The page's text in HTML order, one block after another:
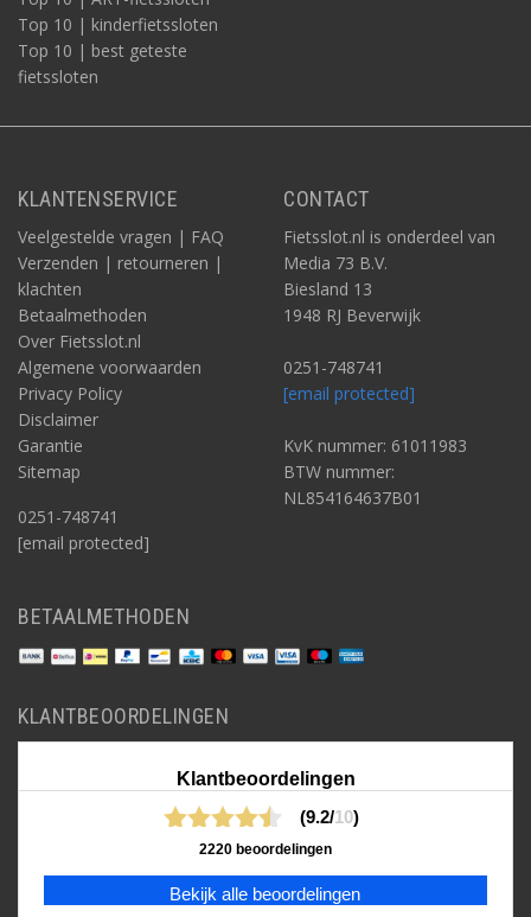
Top 10 | kinderfietssloten
Top 10 | best geteste
fietssloten
KLANTENSERVICE
Veelgestelde vragen | FAQ
Verzenden | retourneren |
klachten
Betaalmethoden
Over Fietsslot.nl
Algemene voorwaarden
Privacy Policy
Disclaimer
Garantie
Sitemap
0251-748741
[email protected]
CONTACT
Fietsslot.nl is onderdeel van
Media 73 B.V.
Biesland 13
1948 RJ Beverwijk
0251-748741
[email protected]
KvK nummer: 61011983
BTW nummer:
NL854164637B01
BETAALMETHODEN
KLANTBEOORDELINGEN
Klantbeoordelingen
(9.2/10)
2220 beoordelingen
Bekijk alle beoordelingen